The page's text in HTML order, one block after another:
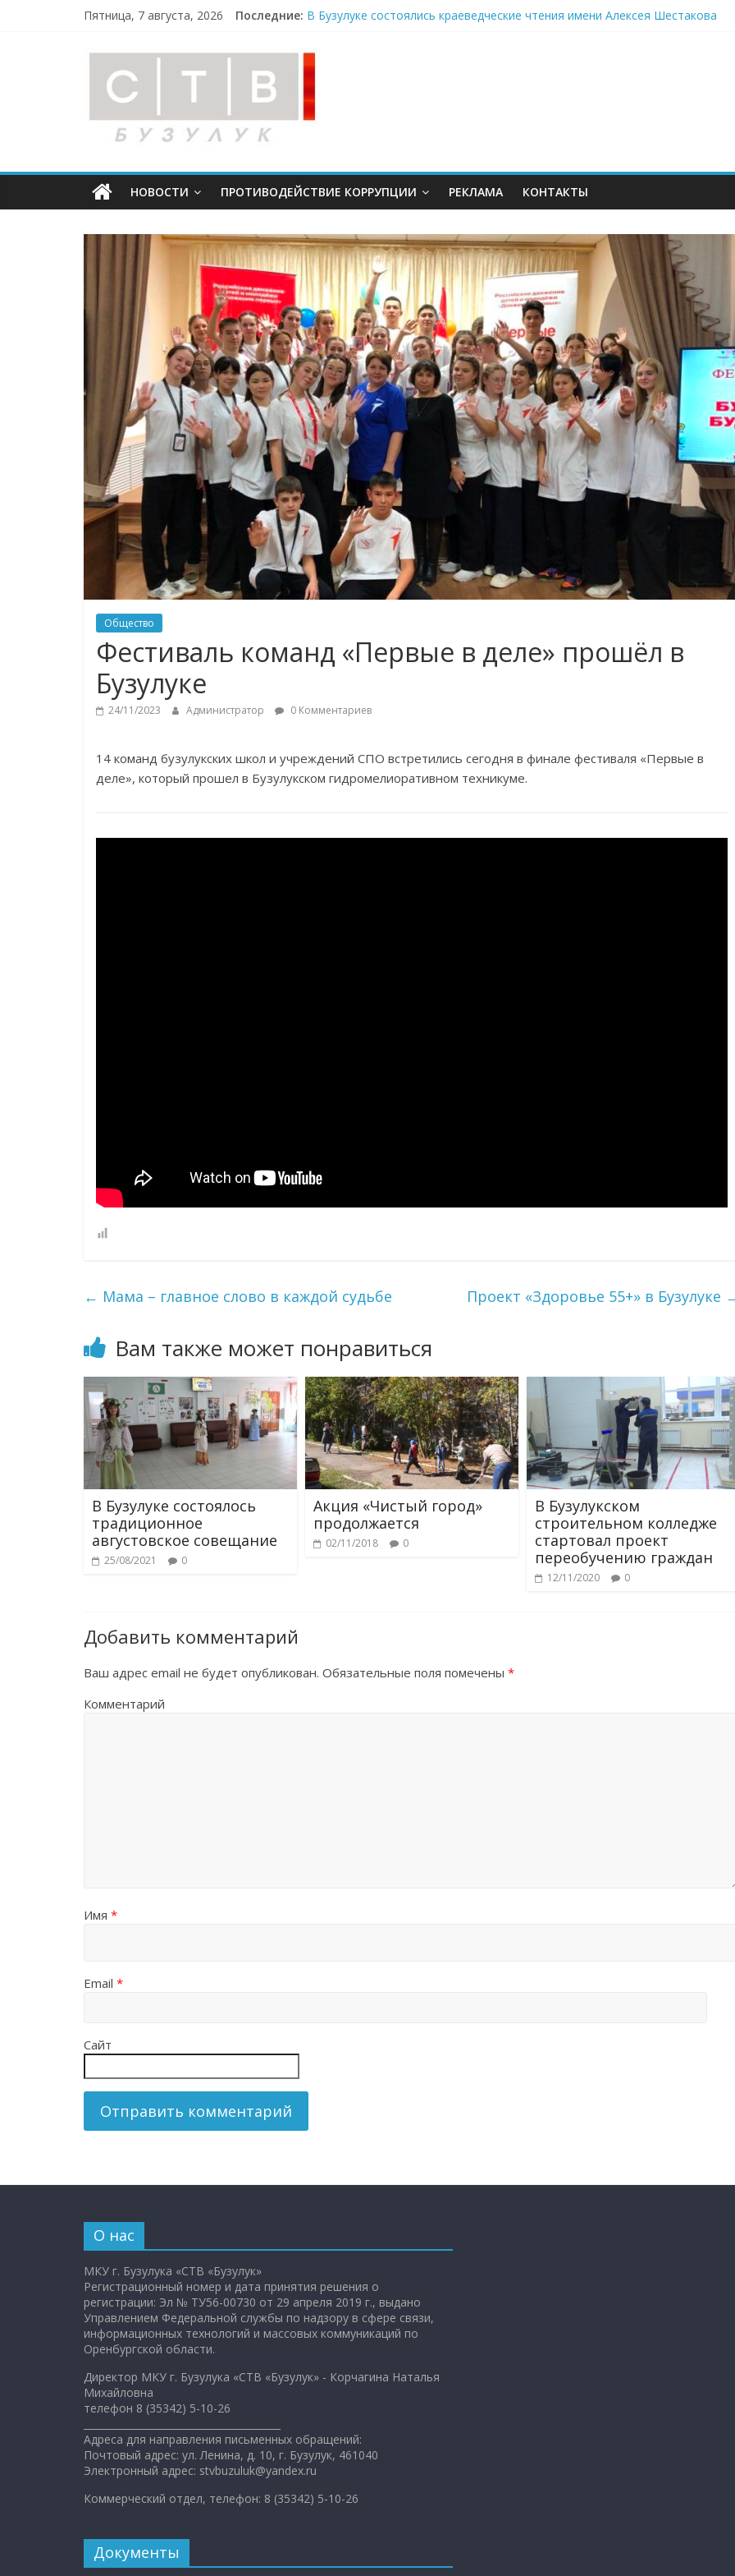
Пятница, 7 августа, 2026 Последние: В Бузулуке состоялись краеведческие чтения имени Алексея Шестакова
Опасность рядом
«Оренбургнефть» – энергия талантов
Более 330 дорожных объектов планируется завершить до 2031 года
НОВОСТИ ПРОТИВОДЕЙСТВИЕ КОРРУПЦИИ РЕКЛАМА КОНТАКТЫ
Общество
Фестиваль команд «Первые в деле» прошёл в
Бузулуке
24/11/2023 Администратор 0 Комментариев
14 команд бузулукских школ и учреждений СПО встретились сегодня в финале фестиваля «Первые в
деле», который прошел в Бузулукском гидромелиоративном техникуме.
← Мама – главное слово в каждой судьбе Проект «Здоровье 55+» в Бузулуке
Вам также может понравиться
В Бузулуке состоялось
традиционное
августовское совещание
25/08/2021 0
Акция «Чистый город»
продолжается
02/11/2018 0
В Бузулукском
строительном колледже
стартовал проект
переобучению граждан
12/11/2020 0
Добавить комментарий
Ваш адрес email не будет опубликован. Обязательные поля помечены *
Комментарий
Имя *
Email *
Сайт
О нас
МКУ г. Бузулука «СТВ «Бузулук»
Регистрационный номер и дата принятия решения о
регистрации: Эл № ТУ56-00730 от 29 апреля 2019 г., выдано
Управлением Федеральной службы по надзору в сфере связи,
информационных технологий и массовых коммуникаций по
Оренбургской области.
Директор МКУ г. Бузулука «СТВ «Бузулук» - Корчагина Наталья
Михайловна
телефон 8 (35342) 5-10-26
Адреса для направления письменных обращений:
Почтовый адрес: ул. Ленина, д. 10, г. Бузулук, 461040
Электронный адрес: stvbuzuluk@yandex.ru
Коммерческий отдел, телефон: 8 (35342) 5-10-26
Документы